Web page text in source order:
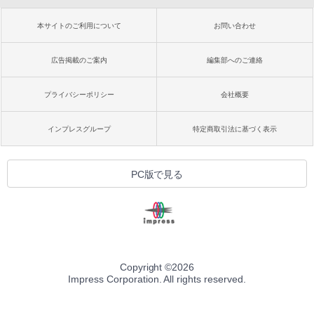
本サイトのご利用について お問い合わせ
広告掲載のご案内 編集部へのご連絡
プライバシーポリシー 会社概要
インプレスグループ 特定商取引法に基づく表示
PC版で見る
Copyright ©2026
Impress Corporation. All rights reserved.